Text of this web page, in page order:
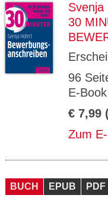
Svenja
30
96
E-
€ 7,99
Zum
BUCH EPUB PDF
GV_CO
OKIES
gabal-